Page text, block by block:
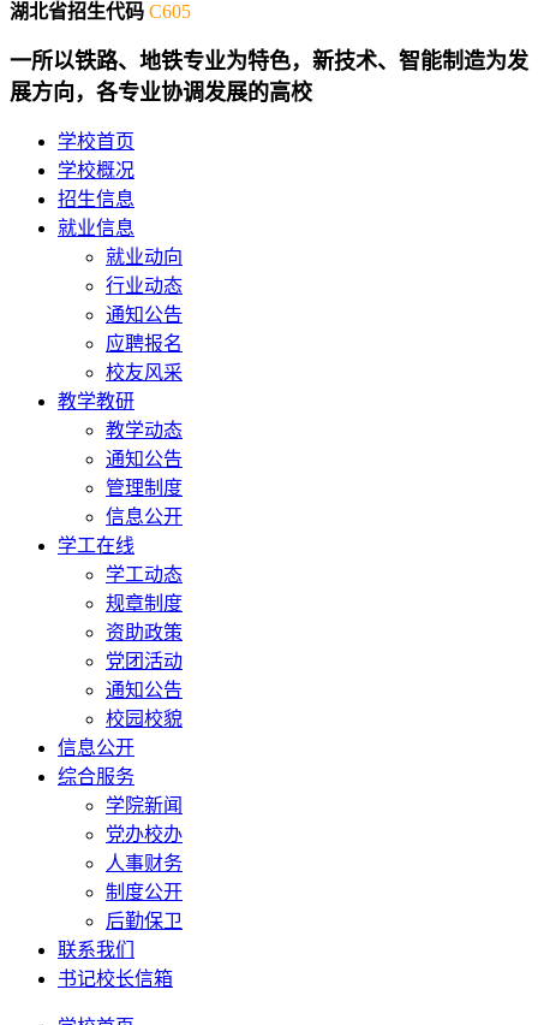
湖北省招生代码 C605
一所以铁路、地铁专业为特色，新技术、智能制造为发
展方向，各专业协调发展的高校
学校首页
学校概况
招生信息
就业信息
就业动向
行业动态
通知公告
应聘报名
校友风采
教学教研
教学动态
通知公告
管理制度
信息公开
学工在线
学工动态
规章制度
资助政策
党团活动
通知公告
校园校貌
信息公开
综合服务
学院新闻
党办校办
人事财务
制度公开
后勤保卫
联系我们
书记校长信箱